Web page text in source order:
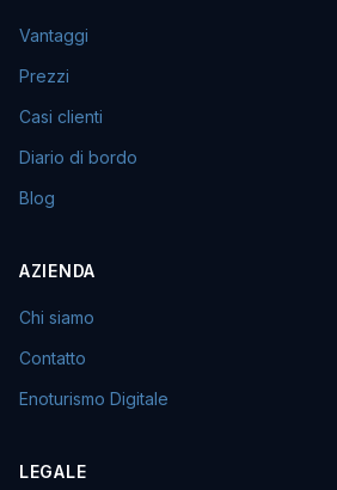
Vantaggi
Prezzi
Casi clienti
Diario di bordo
Blog
AZIENDA
Chi siamo
Contatto
Enoturismo Digitale
LEGALE